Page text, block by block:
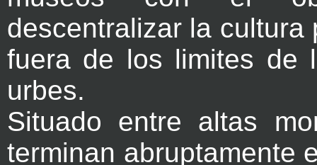
descentralizar la cultura
fuera de los limites de
urbes.
Situado entre altas
terminan abruptamente